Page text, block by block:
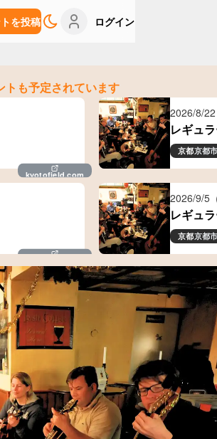
を投稿 ログイン
トも予定されています
kyotofield.com
2026/8/22
レギュ
京都京都市
2026/9/5
レギュ
京都京都市